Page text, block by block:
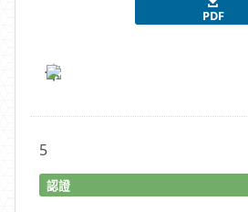
PDF
5
認證